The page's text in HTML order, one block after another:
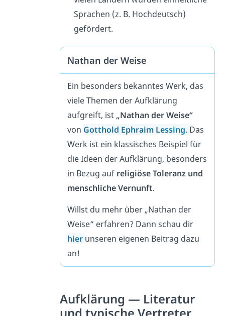
Sprachen (z. B. Hochdeutsch)
gefördert.
Nathan der Weise
Ein besonders bekanntes Werk, das
viele Themen der Aufklärung
aufgreift, ist „Nathan der Weise“
von Gotthold Ephraim Lessing. Das
Werk ist ein klassisches Beispiel für
die Ideen der Aufklärung, besonders
in Bezug auf religiöse Toleranz und
menschliche Vernunft.
Willst du mehr über „Nathan der
Weise“ erfahren? Dann schau dir
hier unseren eigenen Beitrag dazu
an!
Aufklärung — Literatur